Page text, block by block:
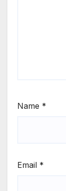
Name *
Email *